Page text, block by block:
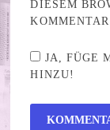
DIESEM
KOMMENTAR
JA, FÜGE
HINZU!